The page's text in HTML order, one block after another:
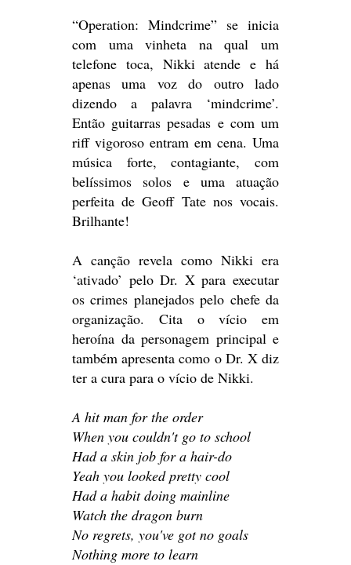
“Operation: Mindcrime” se inicia
com uma vinheta na qual um
telefone toca, Nikki atende e há
apenas uma voz do outro lado
dizendo a palavra ‘mindcrime’.
Então guitarras pesadas e com um
riff vigoroso entram em cena. Uma
música forte, contagiante, com
belíssimos solos e uma atuação
perfeita de Geoff Tate nos vocais.
Brilhante!
A canção revela como Nikki era
‘ativado’ pelo Dr. X para executar
os crimes planejados pelo chefe da
organização. Cita o vício em
heroína da personagem principal e
também apresenta como o Dr. X diz
ter a cura para o vício de Nikki.
A hit man for the order
When you couldn't go to school
Had a skin job for a hair-do
Yeah you looked pretty cool
Had a habit doing mainline
Watch the dragon burn
No regrets, you've got no goals
Nothing more to learn